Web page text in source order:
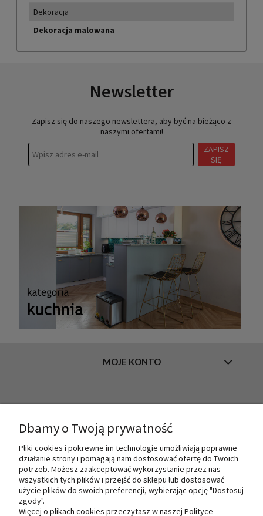
Dekoracja
Dekoracja malowana
Newsletter
Zapisz się do naszego newslettera, aby być na bieżąco z
naszymi ofertami!
ZAPISZ
SIĘ
MOJE KONTO
INFORMACJE
O NAS
Dbamy o Twoją prywatność
Pliki cookies i pokrewne im technologie umożliwiają poprawne
działanie strony i pomagają nam dostosować ofertę do Twoich
potrzeb. Możesz zaakceptować wykorzystanie przez nas
wszystkich tych plików i przejść do sklepu lub dostosować
użycie plików do swoich preferencji, wybierając opcję "Dostosuj
zgody".
Więcej o plikach cookies przeczytasz w naszej Polityce